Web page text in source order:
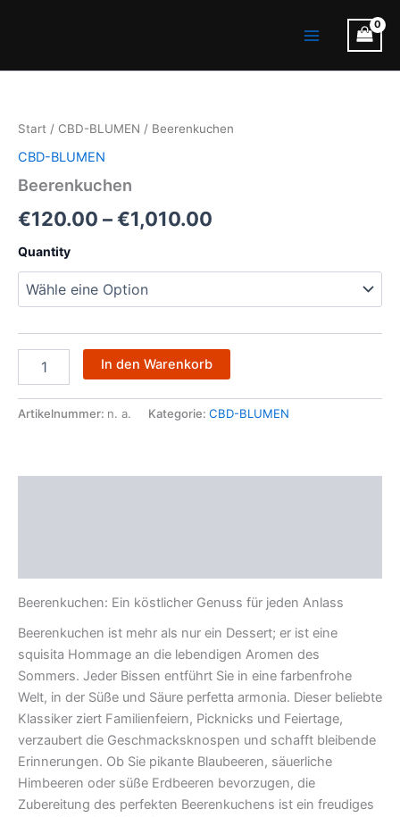
Menu
Start / CBD-BLUMEN / Beerenkuchen
CBD-BLUMEN
Beerenkuchen
€120.00 –€1,010.00
€120.00
Quantity
In den Warenkorb
Artikelnummer: n. a. Kategorie: CBD-BLUMEN
Beerenkuchen: Ein köstlicher Genuss für jeden Anlass
Beerenkuchen ist mehr als nur ein Dessert; er ist eine
squisita Hommage an die lebendigen Aromen des
Sommers. Jeder Bissen entführt Sie in eine farbenfrohe
Welt, in der Süße und Säure perfetta armonia. Dieser beliebte
Klassiker ziert Familienfeiern, Picknicks und Feiertage,
verzaubert die Geschmacksknospen und schafft bleibende
Erinnerungen. Ob Sie pikante Blaubeeren, säuerliche
Himbeeren oder süße Erdbeeren bevorzugen, die
Zubereitung des perfekten Beerenkuchens ist ein freudiges